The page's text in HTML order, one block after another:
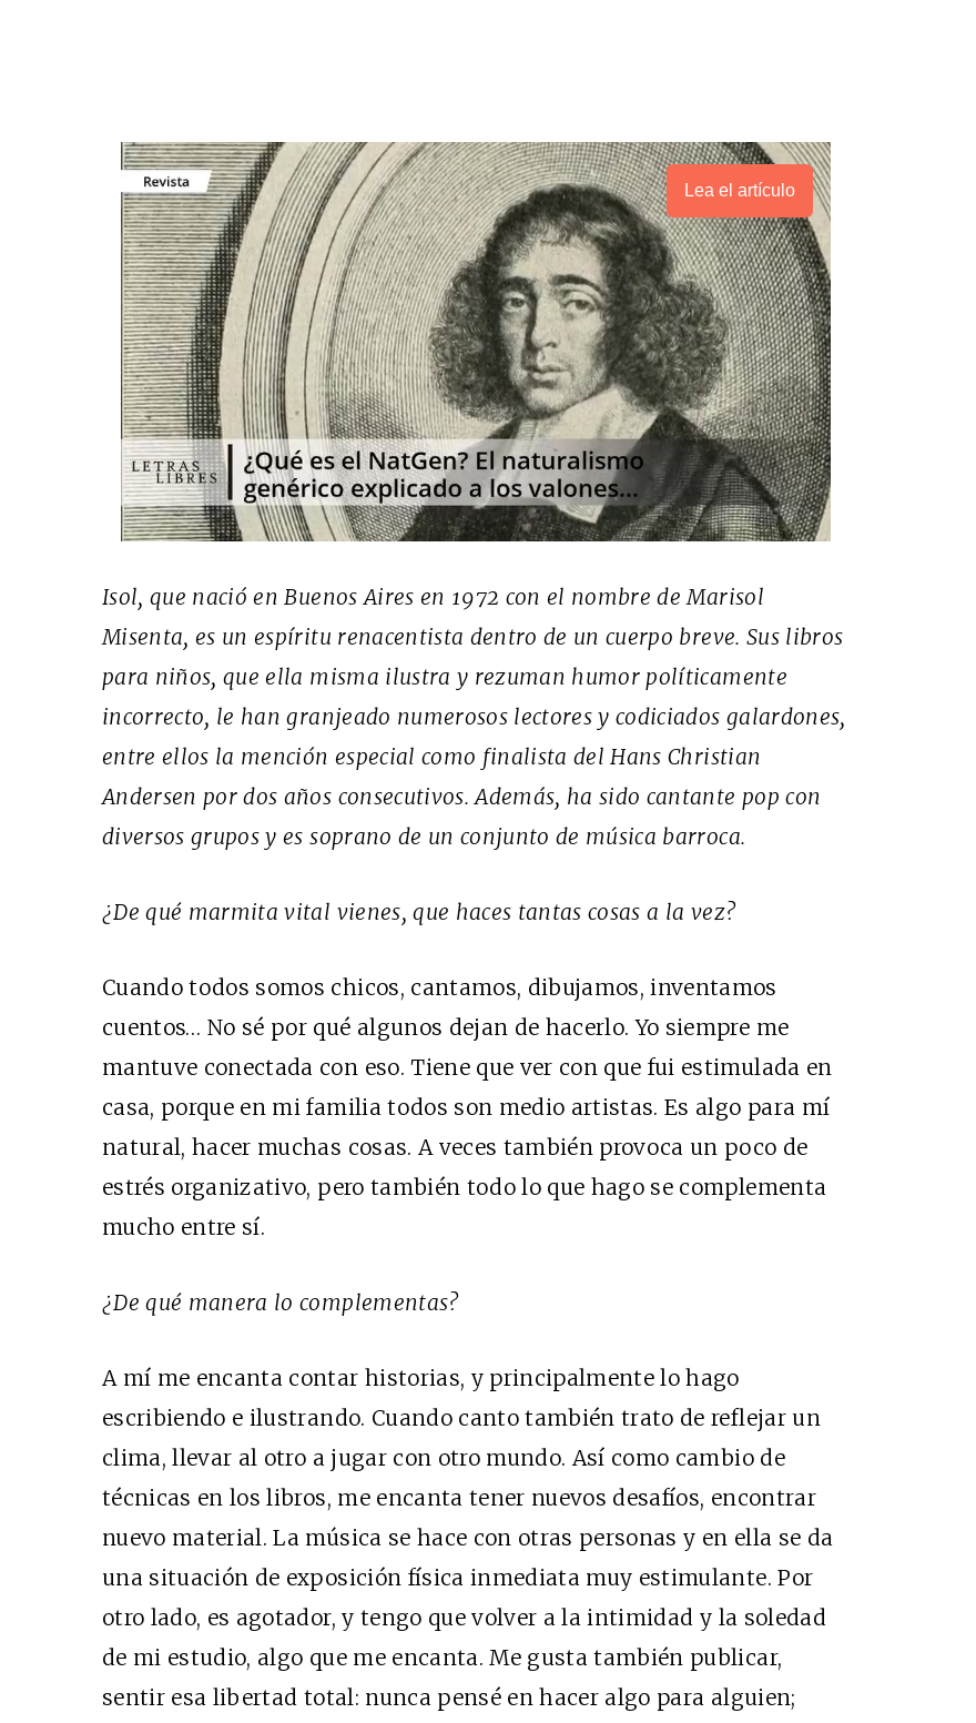
Lea el artículo
Isol, que nació en Buenos Aires en 1972 con el nombre de Marisol
Misenta, es un espíritu renacentista dentro de un cuerpo breve. Sus libros
para niños, que ella misma ilustra y rezuman humor políticamente
incorrecto, le han granjeado numerosos lectores y codiciados galardones,
entre ellos la mención especial como finalista del Hans Christian
Andersen por dos años consecutivos. Además, ha sido cantante pop con
diversos grupos y es soprano de un conjunto de música barroca.
¿De qué marmita vital vienes, que haces tantas cosas a la vez?
Cuando todos somos chicos, cantamos, dibujamos, inventamos
cuentos… No sé por qué algunos dejan de hacerlo. Yo siempre me
mantuve conectada con eso. Tiene que ver con que fui estimulada en
casa, porque en mi familia todos son medio artistas. Es algo para mí
natural, hacer muchas cosas. A veces también provoca un poco de
estrés organizativo, pero también todo lo que hago se complementa
mucho entre sí.
¿De qué manera lo complementas?
A mí me encanta contar historias, y principalmente lo hago
escribiendo e ilustrando. Cuando canto también trato de reflejar un
clima, llevar al otro a jugar con otro mundo. Así como cambio de
técnicas en los libros, me encanta tener nuevos desafíos, encontrar
nuevo material. La música se hace con otras personas y en ella se da
una situación de exposición física inmediata muy estimulante. Por
otro lado, es agotador, y tengo que volver a la intimidad y la soledad
de mi estudio, algo que me encanta. Me gusta también publicar,
sentir esa libertad total: nunca pensé en hacer algo para alguien;